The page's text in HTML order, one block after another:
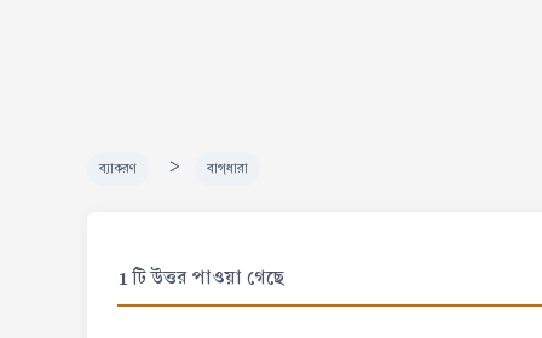
ব্যাকরণ > বাগ্‌ধারা
1 টি উত্তর পাওয়া গেছে